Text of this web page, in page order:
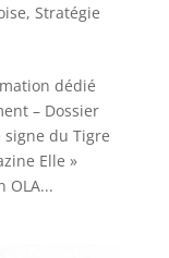
, Stratégie
dédié
– Dossier
signe du Tigre
Elle »
OLA...